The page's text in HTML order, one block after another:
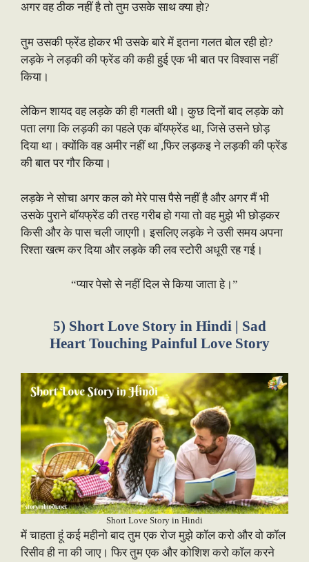
अगर वह ठीक नहीं है तो तुम उसके साथ क्या हो?
तुम उसकी फ्रेंड होकर भी उसके बारे में इतना गलत बोल रही हो?
लड़के ने लड़की की फ्रेंड की कही हुई एक भी बात पर विश्वास नहीं
किया।
लेकिन शायद वह लड़के की ही गलती थी। कुछ दिनों बाद लड़के को
पता लगा कि लड़की का पहले एक बॉयफ्रेंड था, जिसे उसने छोड़
दिया था। क्योंकि वह अमीर नहीं था ,फिर लड़कइ ने लड़की की फ्रेंड
की बात पर गौर किया।
लड़के ने सोचा अगर कल को मेरे पास पैसे नहीं है और अगर मैं भी
उसके पुराने बॉयफ्रेंड की तरह गरीब हो गया तो वह मुझे भी छोड़कर
किसी और के पास चली जाएगी। इसलिए लड़के ने उसी समय अपना
रिश्ता खत्म कर दिया और लड़के की लव स्टोरी अधूरी रह गई।
“प्यार पेसो से नहीं दिल से किया जाता हे।”
5) Short Love Story in Hindi | Sad
Heart Touching Painful Love Story
Short Love Story in Hindi
में चाहता हूं कई महीनो बाद तुम एक रोज मुझे कॉल करो और वो कॉल
रिसीव ही ना की जाए। फिर तुम एक और कोशिश करो कॉल करने